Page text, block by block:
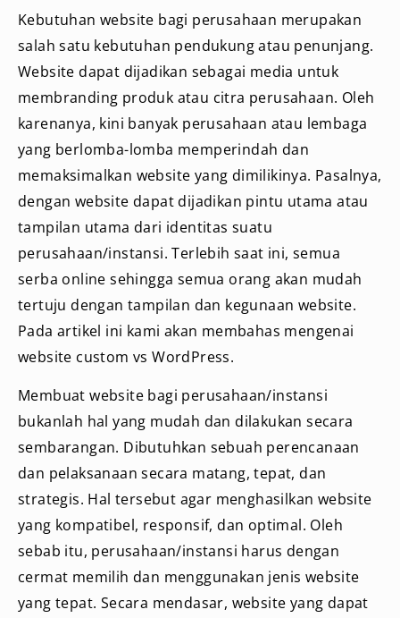
Kebutuhan website bagi perusahaan merupakan
salah satu kebutuhan pendukung atau penunjang.
Website dapat dijadikan sebagai media untuk
membranding produk atau citra perusahaan. Oleh
karenanya, kini banyak perusahaan atau lembaga
yang berlomba-lomba memperindah dan
memaksimalkan website yang dimilikinya. Pasalnya,
dengan website dapat dijadikan pintu utama atau
tampilan utama dari identitas suatu
perusahaan/instansi. Terlebih saat ini, semua
serba online sehingga semua orang akan mudah
tertuju dengan tampilan dan kegunaan website.
Pada artikel ini kami akan membahas mengenai
website custom vs WordPress.
Membuat website bagi perusahaan/instansi
bukanlah hal yang mudah dan dilakukan secara
sembarangan. Dibutuhkan sebuah perencanaan
dan pelaksanaan secara matang, tepat, dan
strategis. Hal tersebut agar menghasilkan website
yang kompatibel, responsif, dan optimal. Oleh
sebab itu, perusahaan/instansi harus dengan
cermat memilih dan menggunakan jenis website
yang tepat. Secara mendasar, website yang dapat